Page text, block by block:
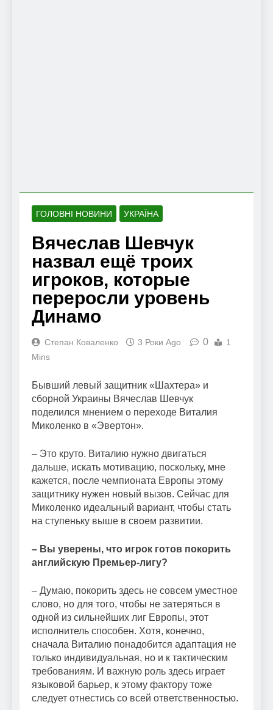
ГОЛОВНІ НОВИНИ УКРАЇНА
Вячеслав Шевчук
назвал ещё троих
игроков, которые
переросли уровень
Динамо
Степан Коваленко 3 Роки Ago 0
1
Mins
Бывший левый защитник «Шахтера» и
сборной Украины Вячеслав Шевчук
поделился мнением о переходе Виталия
Миколенко в «Эвертон».
– Это круто. Виталию нужно двигаться
дальше, искать мотивацию, поскольку, мне
кажется, после чемпионата Европы этому
защитнику нужен новый вызов. Сейчас для
Миколенко идеальный вариант, чтобы стать
на ступеньку выше в своем развитии.
– Вы уверены, что игрок готов покорить
английскую Премьер-лигу?
– Думаю, покорить здесь не совсем уместное
слово, но для того, чтобы не затеряться в
одной из сильнейших лиг Европы, этот
исполнитель способен. Хотя, конечно,
сначала Виталию понадобится адаптация не
только индивидуальная, но и к тактическим
требованиям. И важную роль здесь играет
языковой барьер, к этому фактору тоже
следует отнестись со всей ответственностью.